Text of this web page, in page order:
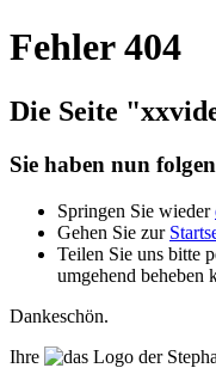
Fehler 404
Die Seite
Sie haben nun
Springen Sie wieder
Gehen Sie zur
Teilen Sie uns bitte
umgehend beheben
Dankeschön.
Ihre